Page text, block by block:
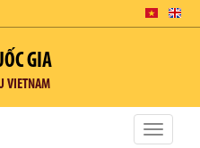
GIA
VIETNAM
Toggle